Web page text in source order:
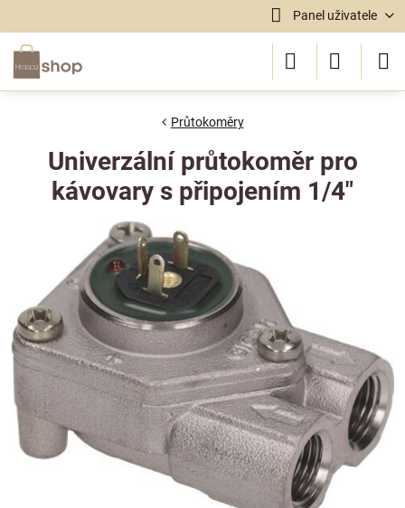
Panel uživatele
Průtokoměry
Univerzální průtokoměr pro
kávovary s připojením 1/4"